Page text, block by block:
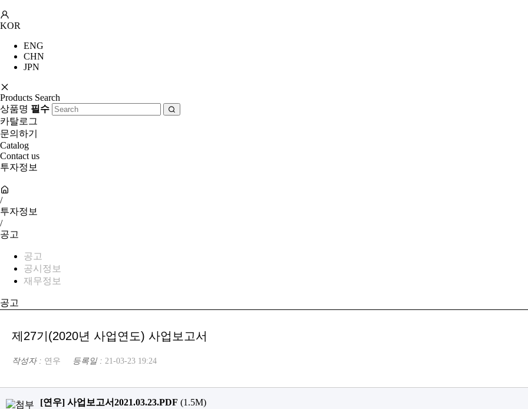
KOR
ENG
CHN
JPN
Products Search
상품명 필수
카탈로그
문의하기
Catalog
Contact us
투자정보
/
투자정보
/
공고
공고
공시정보
재무정보
공고
제27기(2020년 사업연도) 사업보고서
작성자 : 연우 등록일 : 21-03-23 19:24
[연우] 사업보고서2021.03.23.PDF (1.5M)